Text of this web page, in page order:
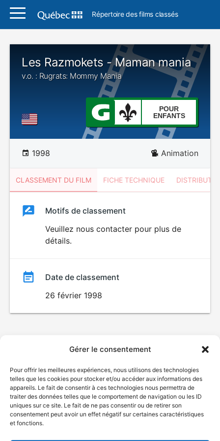
Gérer le consentement
Pour offrir les meilleures expériences, nous utilisons des technologies
telles que les cookies pour stocker et/ou accéder aux informations des
appareils. Le fait de consentir à ces technologies nous permettra de
traiter des données telles que le comportement de navigation ou les ID
uniques sur ce site. Le fait de ne pas consentir ou de retirer son
consentement peut avoir un effet négatif sur certaines caractéristiques
et fonctions.
Répertoire des films classés
Les Razmokets - Maman mania
v.o. : Rugrats: Mommy Mania
POUR
ENFANTS
1998 Animation
CLASSEMENT DU FILM FICHE TECHNIQUE
ClassementClassement
POUR
Motifs de classement
Veuillez nous contacter pour plus de
détails.
Date de classement
26 février 1998